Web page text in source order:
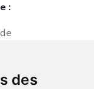
des
: